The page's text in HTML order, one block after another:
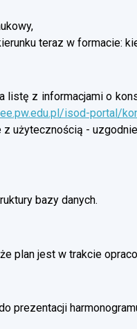
teraz w formacie:
listę z informacjami o
isod-portal/
z użytecznością -
bazy danych.
plan jest w trakcie
prezentacji